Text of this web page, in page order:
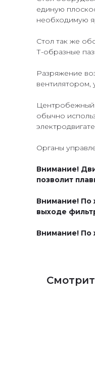
единую
необходимую
Стол так же
Т-образные
Разряжение
вентилятором,
Центробежный
обычно
Органы
Внимание!
позволит
Внимание! По
выходе
Внимание! По